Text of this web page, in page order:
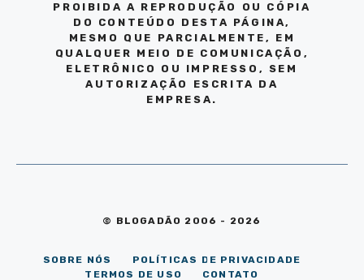
PROIBIDA A REPRODUÇÃO OU CÓPIA
DO CONTEÚDO DESTA PÁGINA,
MESMO QUE PARCIALMENTE, EM
QUALQUER MEIO DE COMUNICAÇÃO,
ELETRÔNICO OU IMPRESSO, SEM
AUTORIZAÇÃO ESCRITA DA
EMPRESA.
© BLOGADÃO 2006 - 2026
SOBRE NÓS
POLÍTICAS DE PRIVACIDADE
TERMOS DE USO
CONTATO